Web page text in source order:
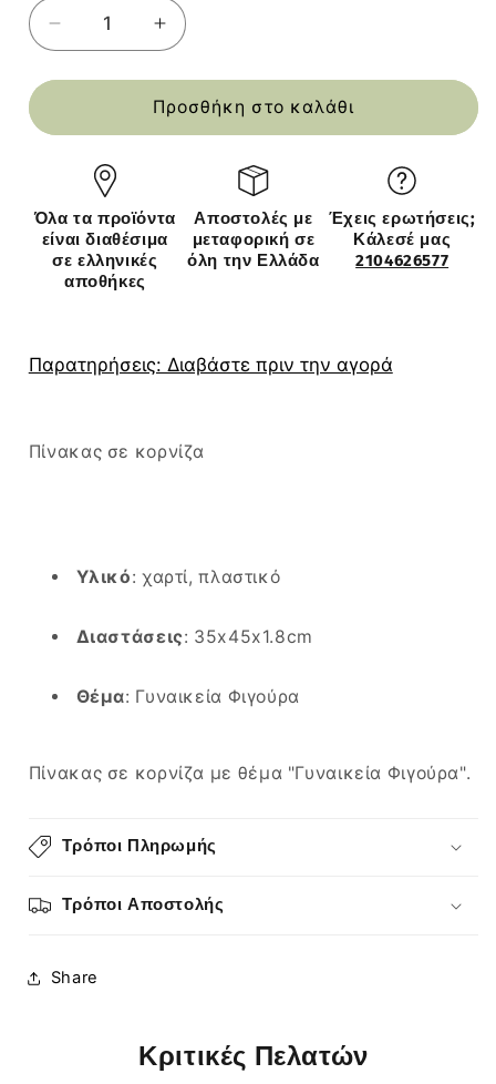
Μείωση
ποσότητας
για
Σε
Πλαστικό
&#39;Γυναικεία
Φιγούρα&#39;
35x45x1.8cm
Αύξηση
ποσότητας
για
Πίνακας
Σε
Πλαστικό
Φιγούρα&#39;
35x45x1.8cm
Προσθήκη στο καλάθι
Όλα τα προϊόντα
είναι διαθέσιμα
σε ελληνικές
αποθήκες
Αποστολές με
μεταφορική σε
όλη την Ελλάδα
Έχεις ερωτήσεις;
Κάλεσέ μας
2104626577
Παρατηρήσεις: Διαβάστε πριν την αγορά
Πίνακας σε κορνίζα
Υλικό: χαρτί, πλαστικό
Διαστάσεις: 35x45x1.8cm
Θέμα: Γυναικεία Φιγούρα
Πίνακας σε κορνίζα με θέμα "Γυναικεία Φιγούρα".
Τρόποι Πληρωμής
Τρόποι Αποστολής
Share
Κριτικές Πελατών